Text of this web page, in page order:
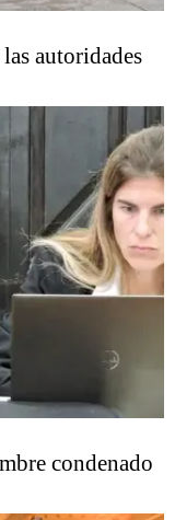
autoridades
condenado